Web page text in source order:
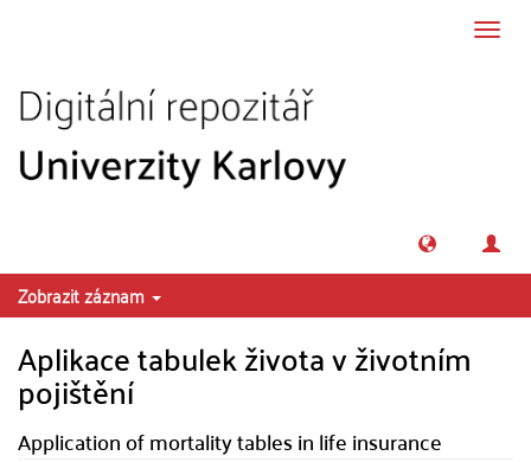
Zobrazit záznam
Aplikace tabulek života v životním
pojištění
Application of mortality tables in life insurance